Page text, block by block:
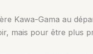
Kawa-Gama au
mais pour être plus